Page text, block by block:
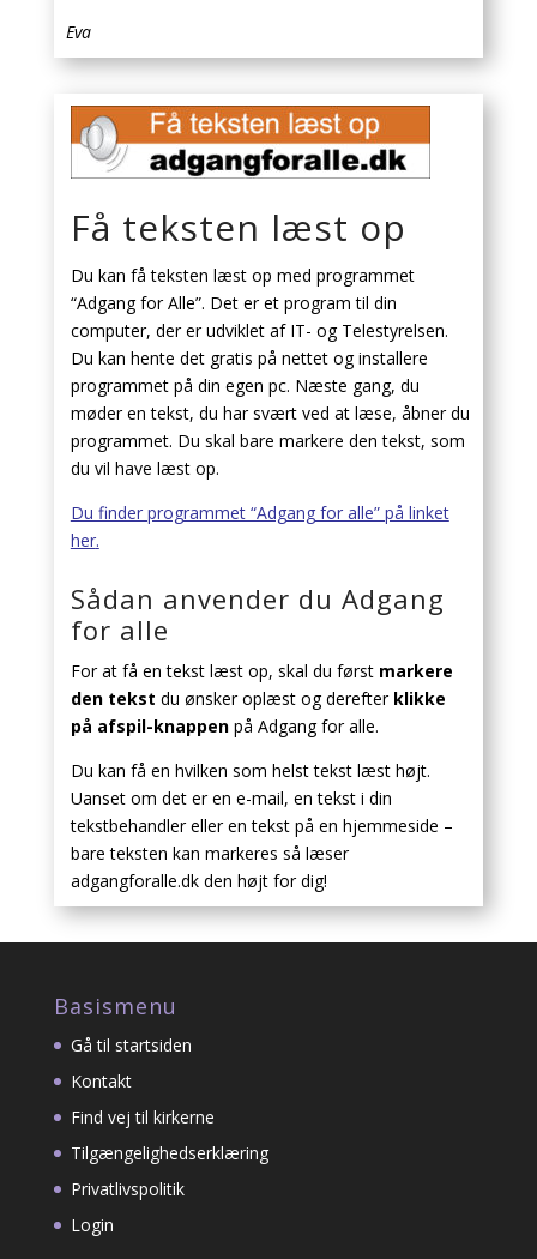
Eva
Få teksten læst op
Du kan få teksten læst op med programmet
“Adgang for Alle”. Det er et program til din
computer, der er udviklet af IT- og Telestyrelsen.
Du kan hente det gratis på nettet og installere
programmet på din egen pc. Næste gang, du
møder en tekst, du har svært ved at læse, åbner du
programmet. Du skal bare markere den tekst, som
du vil have læst op.
Du finder programmet “Adgang for alle” på linket
her.
Sådan anvender du Adgang
for alle
For at få en tekst læst op, skal du først markere
den tekst du ønsker oplæst og derefter klikke
på afspil-knappenpå Adgang for alle.
Du kan få en hvilken som helst tekst læst højt.
Uanset om det er en e-mail, en tekst i din
tekstbehandler eller en tekst på en hjemmeside –
bare teksten kan markeres så læser
adgangforalle.dk den højt for dig!
Basismenu
Gå til startsiden
Kontakt
Find vej til kirkerne
Tilgængelighedserklæring
Privatlivspolitik
Login